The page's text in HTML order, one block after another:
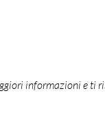
informazioni e ti